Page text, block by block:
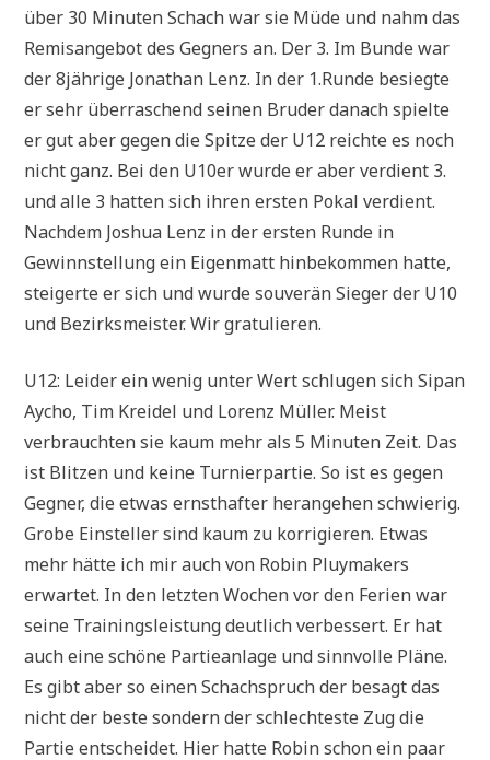
über 30 Minuten Schach war sie Müde und nahm das
Remisangebot des Gegners an. Der 3. Im Bunde war
der 8jährige Jonathan Lenz. In der 1.Runde besiegte
er sehr überraschend seinen Bruder danach spielte
er gut aber gegen die Spitze der U12 reichte es noch
nicht ganz. Bei den U10er wurde er aber verdient 3.
und alle 3 hatten sich ihren ersten Pokal verdient.
Nachdem Joshua Lenz in der ersten Runde in
Gewinnstellung ein Eigenmatt hinbekommen hatte,
steigerte er sich und wurde souverän Sieger der U10
und Bezirksmeister. Wir gratulieren.
U12: Leider ein wenig unter Wert schlugen sich Sipan
Aycho, Tim Kreidel und Lorenz Müller. Meist
verbrauchten sie kaum mehr als 5 Minuten Zeit. Das
ist Blitzen und keine Turnierpartie. So ist es gegen
Gegner, die etwas ernsthafter herangehen schwierig.
Grobe Einsteller sind kaum zu korrigieren. Etwas
mehr hätte ich mir auch von Robin Pluymakers
erwartet. In den letzten Wochen vor den Ferien war
seine Trainingsleistung deutlich verbessert. Er hat
auch eine schöne Partieanlage und sinnvolle Pläne.
Es gibt aber so einen Schachspruch der besagt das
nicht der beste sondern der schlechteste Zug die
Partie entscheidet. Hier hatte Robin schon ein paar